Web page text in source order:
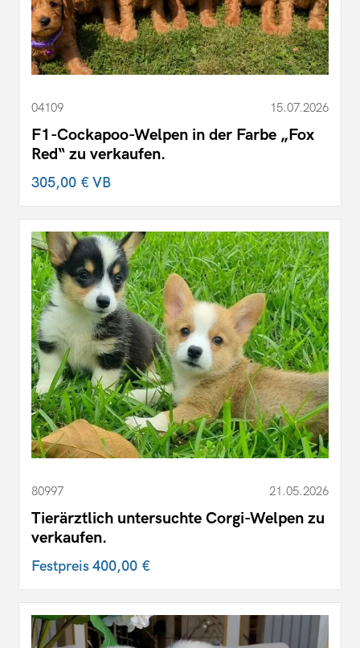
04109 15.07.2026
F1-Cockapoo-Welpen in der Farbe „Fox
Red“ zu verkaufen.
305,00 €VB
80997 21.05.2026
Tierärztlich untersuchte Corgi-Welpen zu
verkaufen.
Festpreis400,00 €